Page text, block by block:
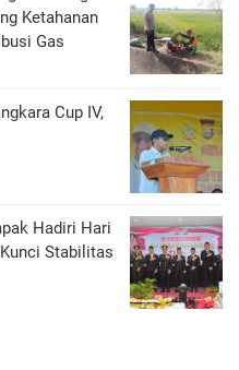
Ketahanan
Gas
Cup IV,
Hadiri Hari
Stabilitas